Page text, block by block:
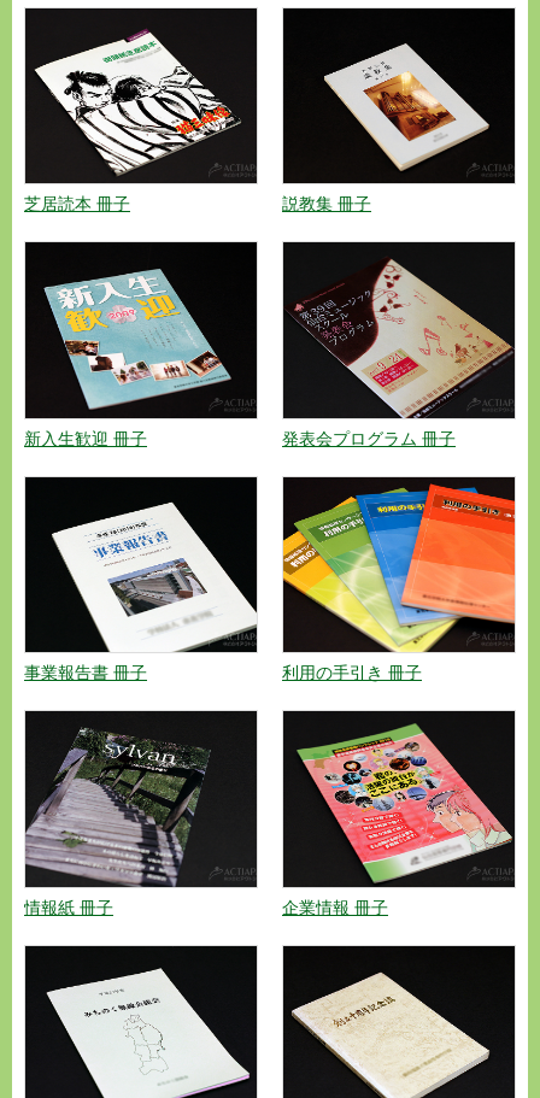
芝居読本 冊子 説教集 冊子
新入生歓迎 冊子 発表会プログラム 冊子
事業報告書 冊子 利用の手引き 冊子
情報紙 冊子 企業情報 冊子